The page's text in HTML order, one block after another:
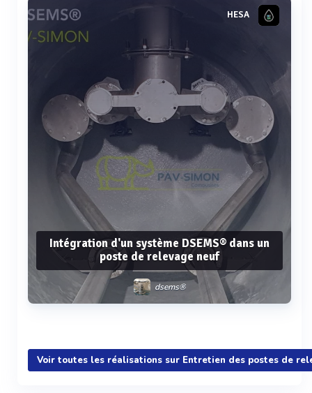
HESA
Intégration d'un système DSEMS® dans un
poste de relevage neuf
dsems®
Voir plus
Voir toutes les réalisations sur Entretien des postes de